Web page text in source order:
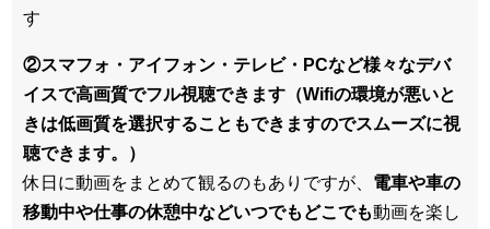
す
②スマフォ・アイフォン・テレビ・PCなど様々なデバ
イスで高画質でフル視聴できます（Wifiの環境が悪いと
きは低画質を選択することもできますのでスムーズに視
聴できます。）
休日に動画をまとめて観るのもありですが、 電車や車の
移動中や仕事の休憩中などいつでもどこでも動画を楽し